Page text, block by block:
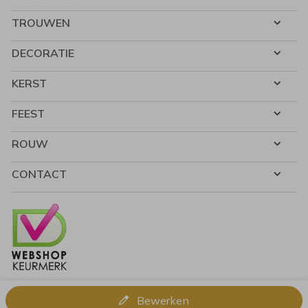
Bewerken
TROUWEN
DECORATIE
KERST
FEEST
ROUW
CONTACT